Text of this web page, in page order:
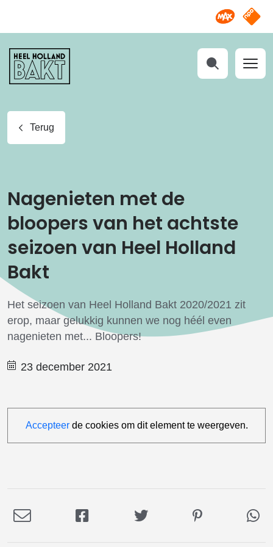
Omroep
NPO
Heel
Holland
Bakt
Terug
Nagenieten met de
bloopers van het achtste
seizoen van Heel Holland
Bakt
Het seizoen van Heel Holland Bakt 2020/2021 zit
erop, maar gelukkig kunnen we nog héél even
nagenieten met... Bloopers!
23 december 2021
Accepteerde cookies om dit element te weergeven.
Deel
Deel